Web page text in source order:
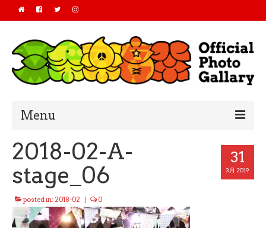
Menu
Home
2019
2018
2017
31
3月 2019
2018-02-A-
stage_06
posted in: 2018-02 0